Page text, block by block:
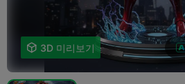
 3D 미리보기